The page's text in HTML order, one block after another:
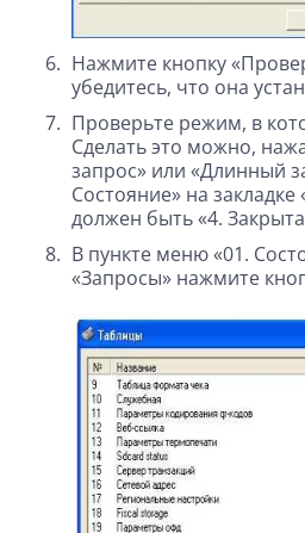
Нажмите кнопку
убедитесь, что она
Проверьте режим, в
Сделать это можно,
запрос» или «Длинный
Состояние» на
должен быть «4.
В пункте меню «01.
«Запросы» нажмите